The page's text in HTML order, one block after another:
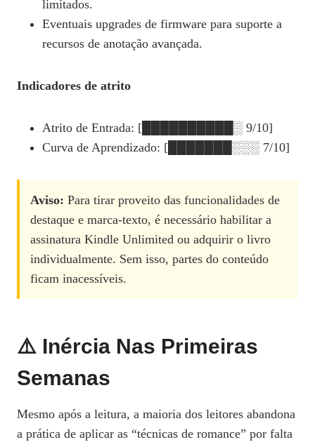
limitados.
Eventuais upgrades de firmware para suporte a
recursos de anotação avançada.
Indicadores de atrito
Atrito de Entrada: [██████████░ 9/10]
Curva de Aprendizado: [███████░░░ 7/10]
Aviso: Para tirar proveito das funcionalidades de
destaque e marca‑texto, é necessário habilitar a
assinatura Kindle Unlimited ou adquirir o livro
individualmente. Sem isso, partes do conteúdo
ficam inacessíveis.
⚠️ Inércia Nas Primeiras
Semanas
Mesmo após a leitura, a maioria dos leitores abandona
a prática de aplicar as “técnicas de romance” por falta